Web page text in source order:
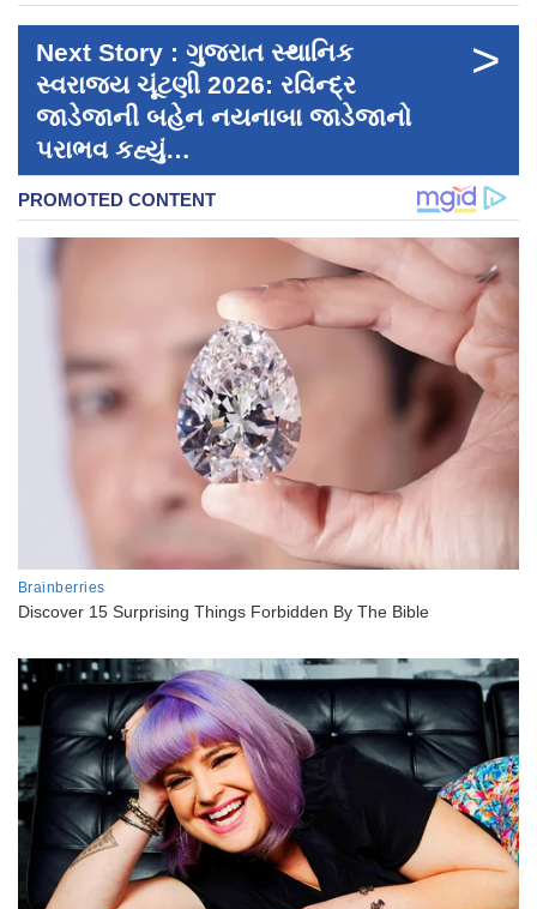
Next Story : ગુજરાત સ્થાનિક
સ્વરાજ્ય ચૂંટણી 2026: રવિન્દ્ર
જાડેજાની બહેન નયનાબા જાડેજાનો
પરાભવ કહ્યું…
>